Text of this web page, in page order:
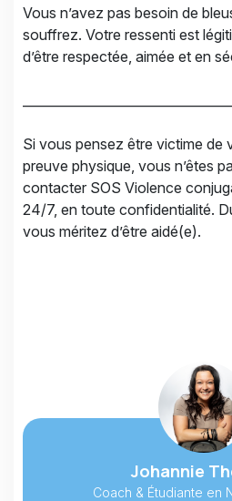
Vous n’avez pas besoin de
souffrez. Votre ressenti est
d’être respectée, aimée et en
Si vous pensez être victime de
preuve physique, vous n’êtes
contacter SOS Violence
24/7, en toute confidentialité.
vous méritez d’être aidé(e).
Johannie
Coach & Étudiante en